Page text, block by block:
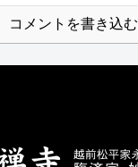
コメントを書き込む